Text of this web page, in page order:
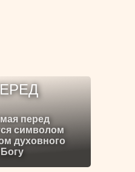
перед
символом
духовного